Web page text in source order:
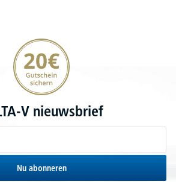
20€ korting verzekeren
V nieuwsbrief
Nu abonneren